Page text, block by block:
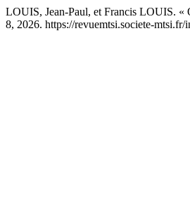
LOUIS, Jean-Paul, et Francis LOUIS. «
8, 2026. https://revuemtsi.societe-